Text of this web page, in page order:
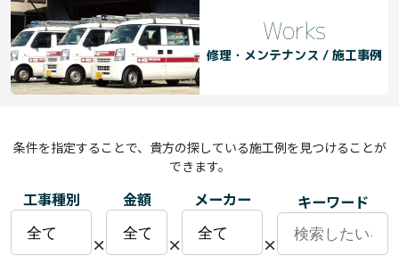
Works
修理・メンテナンス / 施工事例
条件を指定することで、貴方の探している施工例を見つけることが
できます。
工事種別
×
金額
×
メーカー
×
キーワード